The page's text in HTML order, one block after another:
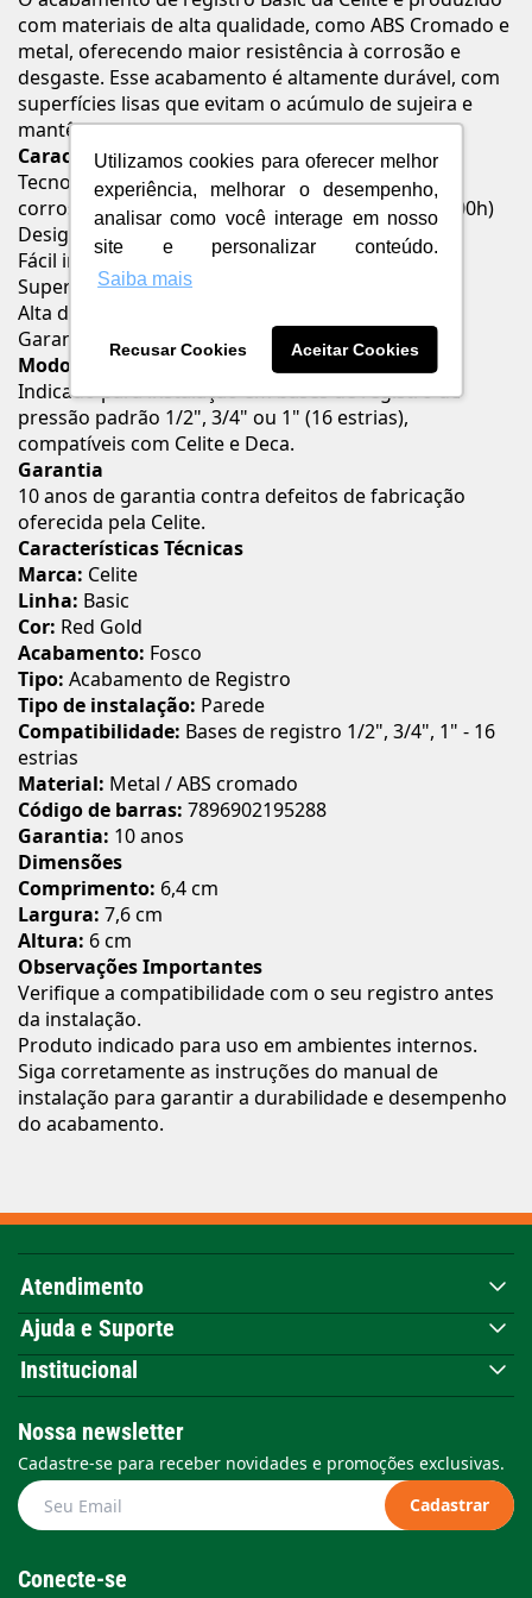
Utilizamos cookies para oferecer melhor
experiência, melhorar o desempenho,
analisar como você interage em nosso
site e personalizar conteúdo.
Saiba mais
Recusar Cookies Aceitar Cookies
com materiais de alta qualidade, como ABS Cromado e
metal, oferecendo maior resistência à corrosão e
desgaste. Esse acabamento é altamente durável, com
superfícies lisas que evitam o acúmulo de sujeira e
mantêm o brilho por mais tempo.
Características e Benefícios
TecnologiaHigh Coat®: resistência extrema à
corrosão, impactos e maresia (teste Salt Spray: 700h)
Design ergonômico com alavanca sofisticada
Fácil instalação em parede
Superfície lisa que evita acúmulo de sujeira
Alta durabilidade e proteção contra desgaste
Garantia de fábrica de 10 anos
Modo de uso / Aplicação
Indicado para instalação em bases de registro de
pressão padrão 1/2", 3/4" ou 1" (16 estrias),
compatíveis com Celite e Deca.
Garantia
10 anos de garantia contra defeitos de fabricação
oferecida pela Celite.
Características Técnicas
Marca: Celite
Linha: Basic
Cor: Red Gold
Acabamento: Fosco
Tipo: Acabamento de Registro
Tipo de instalação: Parede
Compatibilidade: Bases de registro 1/2", 3/4", 1" - 16
estrias
Material: Metal / ABS cromado
Código de barras: 7896902195288
Garantia: 10 anos
Dimensões
Comprimento: 6,4 cm
Largura: 7,6 cm
Altura: 6 cm
Observações Importantes
Verifique a compatibilidade com o seu registro antes
da instalação.
Produto indicado para uso em ambientes internos.
Siga corretamente as instruções do manual de
instalação para garantir a durabilidade e desempenho
do acabamento.
Atendimento
Ajuda e Suporte
Institucional
Nossa newsletter
Cadastre-se para receber novidades e promoções exclusivas.
Cadastrar
Conecte-se